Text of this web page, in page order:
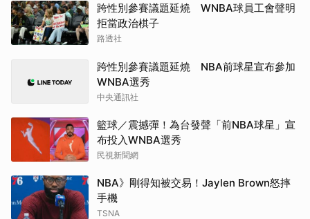
跨性別參賽議題延燒 WNBA球員工會聲明
拒當政治棋子
路透社
跨性別參賽議題延燒 NBA前球星宣布參加
WNBA選秀
中央通訊社
籃球／震撼彈！為台發聲「前NBA球星」宣
布投入WNBA選秀
民視新聞網
NBA》剛得知被交易！Jaylen Brown怒摔
手機
TSNA